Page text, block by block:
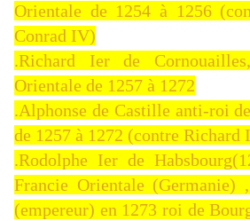
Orientale de 1254 à 1256
Conrad IV)
.Richard Ier de
Orientale de 1257 à 1272
.Alphonse de Castille anti-roi
de 1257 à 1272 (contre Richard
.Rodolphe Ier de
Francie Orientale (Germanie)
(empereur) en 1273 roi de